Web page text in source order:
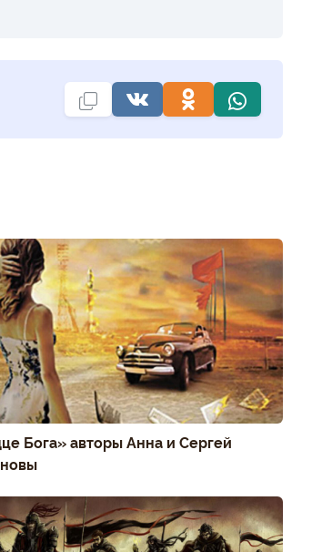
Бога» авторы Анна и Сергей